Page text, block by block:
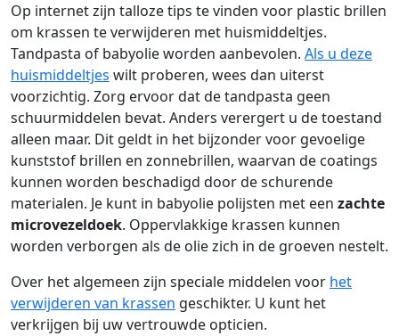
Op internet zijn talloze tips te vinden voor plastic brillen
om krassen te verwijderen met huismiddeltjes.
Tandpasta of babyolie worden aanbevolen. Als u deze
huismiddeltjes wilt proberen, wees dan uiterst
voorzichtig. Zorg ervoor dat de tandpasta geen
schuurmiddelen bevat. Anders verergert u de toestand
alleen maar. Dit geldt in het bijzonder voor gevoelige
kunststof brillen en zonnebrillen, waarvan de coatings
kunnen worden beschadigd door de schurende
materialen. Je kunt in babyolie polijsten met een zachte
microvezeldoek. Oppervlakkige krassen kunnen
worden verborgen als de olie zich in de groeven nestelt.
Over het algemeen zijn speciale middelen voor het
verwijderen van krassen geschikter. U kunt het
verkrijgen bij uw vertrouwde opticien.